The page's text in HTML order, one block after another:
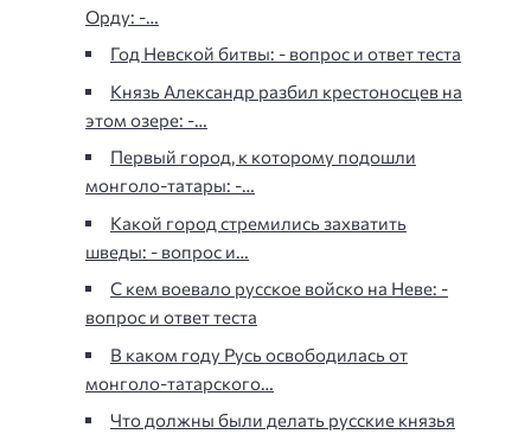
Орду: -…
Год Невской битвы: - вопрос и ответ теста
Князь Александр разбил крестоносцев на
этом озере: -…
Первый город, к которому подошли
монголо-татары: -…
Какой город стремились захватить
шведы: - вопрос и…
С кем воевало русское войско на Неве: -
вопрос и ответ теста
В каком году Русь освободилась от
монголо-татарского…
Что должны были делать русские князья